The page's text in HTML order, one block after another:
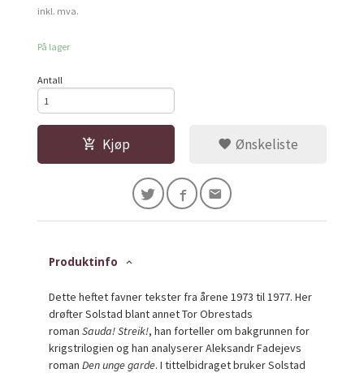
inkl. mva.
På lager
Antall
Kjøp Ønskeliste
Produktinfo
Dette heftet favner tekster fra årene 1973 til 1977. Her
drøfter Solstad blant annet Tor Obrestads
romanSauda! Streik!, han forteller om bakgrunnen for
krigstrilogien og han analyserer Aleksandr Fadejevs
romanDen unge garde. I tittelbidraget bruker Solstad